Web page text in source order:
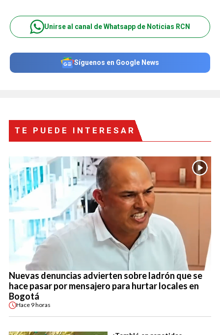
Unirse al canal de Whatsapp de Noticias RCN
Síguenos en Google News
TE PUEDE INTERESAR
Nuevas denuncias advierten sobre ladrón que se
hace pasar por mensajero para hurtar locales en
Bogotá
Hace 9 horas